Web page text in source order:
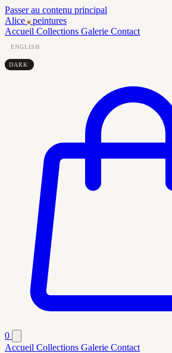
Passer au contenu principal
Alice
peintures
Accueil Collections Galerie Contact
ENGLISH
DARK
0
Accueil Collections Galerie Contact